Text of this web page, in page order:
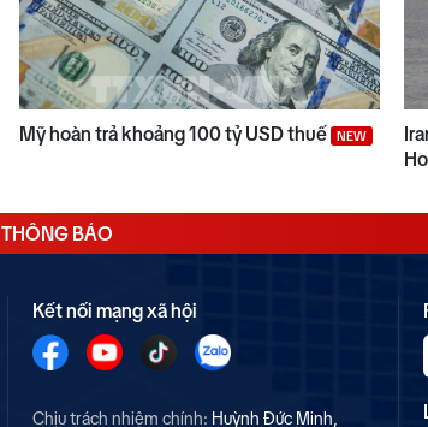
Mỹ hoàn trả khoảng 100 tỷ USD thuế NEW
THÔNG BÁO
Kết nối mạng xã hội
Chịu trách nhiệm chính: Huỳnh Đức Minh,